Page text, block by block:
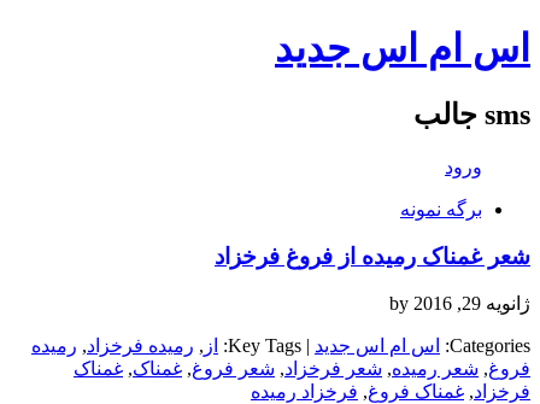
اس ام اس جدید
sms جالب
ورود
برگه نمونه
شعر غمناک رمیده از فروغ فرخزاد
ژانویه 29, 2016
Categories: اس ام اس جدید | Key Tags: از , رمیده فرخزاد, رمیده
فروغ, شعر رمیده, شعر فرخزاد, شعر فروغ, غمناک, غمناک
فرخزاد, غمناک فروغ, فرخزاد رمیده